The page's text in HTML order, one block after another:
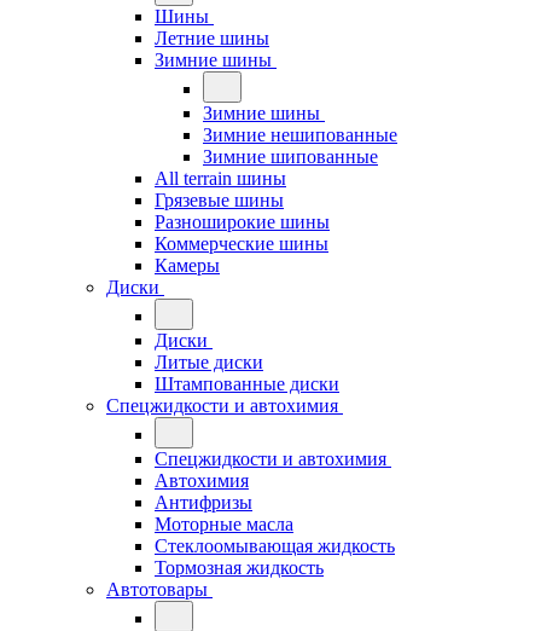
Шины
Летние шины
Зимние шины
Зимние шины
Зимние нешипованные
Зимние шипованные
All terrain шины
Грязевые шины
Разноширокие шины
Коммерческие шины
Камеры
Диски
Диски
Литые диски
Штампованные диски
Спецжидкости и автохимия
Спецжидкости и автохимия
Автохимия
Антифризы
Моторные масла
Стеклоомывающая жидкость
Тормозная жидкость
Автотовары